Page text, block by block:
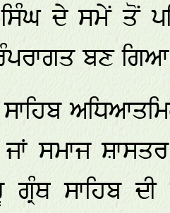
ਦੇ ਸਮੇਂ ਤੋਂ
ਬਣ ਗਿਆ
ਜਾਂ ਸਮਾਜ
ਗ੍ਰੰਥ ਸਾਹਿਬ